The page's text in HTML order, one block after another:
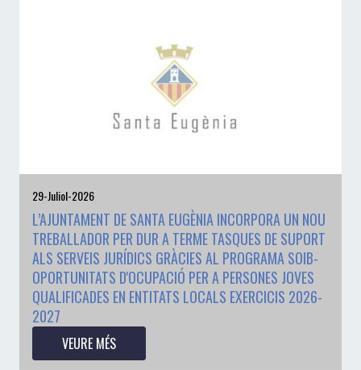
29-Juliol-2026
L’AJUNTAMENT DE SANTA EUGÈNIA INCORPORA UN NOU
TREBALLADOR PER DUR A TERME TASQUES DE SUPORT
ALS SERVEIS JURÍDICS GRÀCIES AL PROGRAMA SOIB-
OPORTUNITATS D'OCUPACIÓ PER A PERSONES JOVES
QUALIFICADES EN ENTITATS LOCALS EXERCICIS 2026-
2027
VEURE MÉS